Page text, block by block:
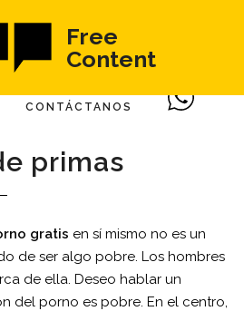
Free
Content
CONTÁCTANOS
primas
gratis en sí mismo no es un
de ser algo pobre. Los hombres
de ella. Deseo hablar un
del porno es pobre. En el centro,